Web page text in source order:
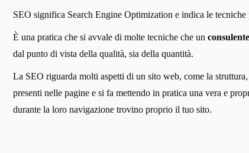
SEO significa Search Engine Optimization e indica le
È una pratica che si avvale di molte tecniche che un
dal punto di vista della qualità, sia della quantità.
La SEO riguarda molti aspetti di un sito web, come la
presenti nelle pagine e si fa mettendo in pratica una vera e
durante la loro navigazione trovino proprio il tuo sito.